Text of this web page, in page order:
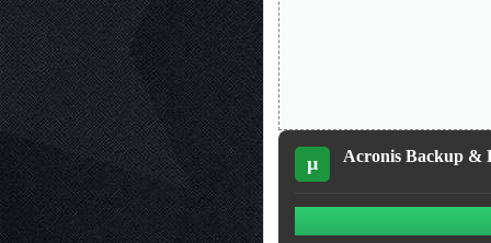
µ Acronis Backup &